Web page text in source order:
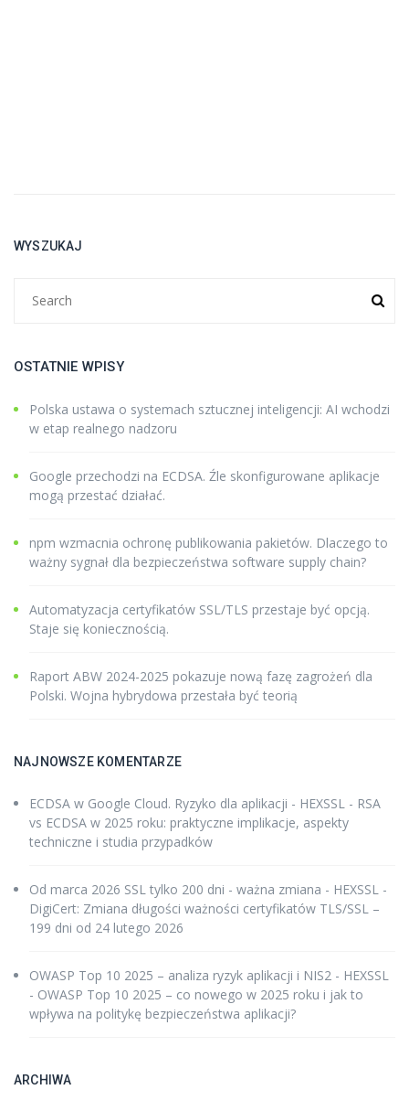
WYSZUKAJ
OSTATNIE WPISY
Polska ustawa o systemach sztucznej inteligencji: AI wchodzi
w etap realnego nadzoru
Google przechodzi na ECDSA. Źle skonfigurowane aplikacje
mogą przestać działać.
npm wzmacnia ochronę publikowania pakietów. Dlaczego to
ważny sygnał dla bezpieczeństwa software supply chain?
Automatyzacja certyfikatów SSL/TLS przestaje być opcją.
Staje się koniecznością.
Raport ABW 2024-2025 pokazuje nową fazę zagrożeń dla
Polski. Wojna hybrydowa przestała być teorią
NAJNOWSZE KOMENTARZE
ECDSA w Google Cloud. Ryzyko dla aplikacji - HEXSSL - RSA
vs ECDSA w 2025 roku: praktyczne implikacje, aspekty
techniczne i studia przypadków
Od marca 2026 SSL tylko 200 dni - ważna zmiana - HEXSSL -
DigiCert: Zmiana długości ważności certyfikatów TLS/SSL –
199 dni od 24 lutego 2026
OWASP Top 10 2025 – analiza ryzyk aplikacji i NIS2 - HEXSSL
- OWASP Top 10 2025 – co nowego w 2025 roku i jak to
wpływa na politykę bezpieczeństwa aplikacji?
ARCHIWA